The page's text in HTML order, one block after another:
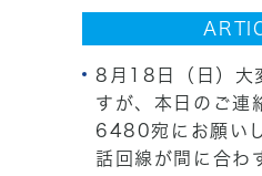
8月18日（日）大
すが、本日のご
6480宛にお願い
話回線が間に合わ